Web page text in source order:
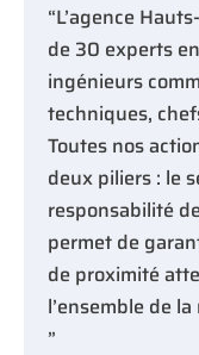
“L’agence
de 30 experts
ingénieurs
techniques,
Toutes nos
deux piliers : le
responsabilité
permet de
de proximité
l’ensemble de
”